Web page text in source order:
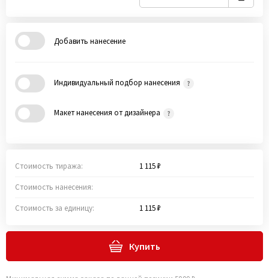
Добавить нанесение
Индивидуальный подбор нанесения
Макет нанесения от дизайнера
Стоимость тиража: 1 115 ₽
Стоимость нанесения:
Стоимость за единицу: 1 115 ₽
Купить